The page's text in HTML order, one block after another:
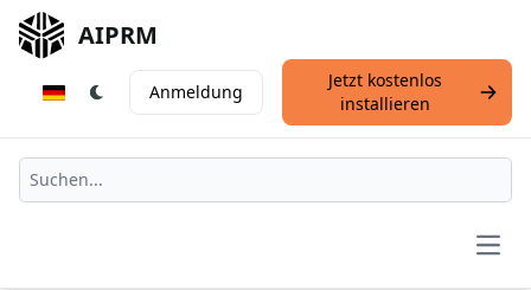
AIPRM
Anmeldung
Jetzt kostenlos
installieren